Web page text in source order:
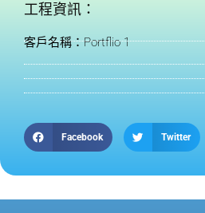
工程資訊：
客戶名稱：Portflio 1
Facebook Twitter